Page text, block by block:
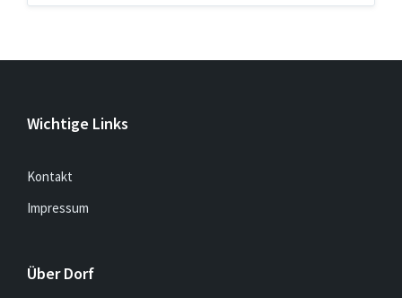
Wichtige Links
Kontakt
Impressum
Über Dorf